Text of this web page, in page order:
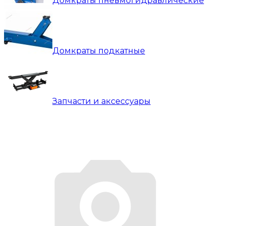
Домкраты подкатные
Запчасти и аксессуары